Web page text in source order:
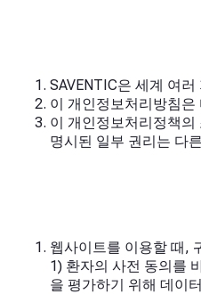
SAVENTIC은 세계 여
이 개인정보처리방침
이 개인정보처리정책
명시된 일부 권리는 다
웹사이트를 이용할 때,
1) 환자의 사전 동의를
을 평가하기 위해 데이